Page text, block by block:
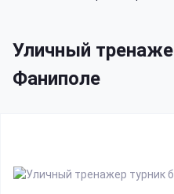
Уличный
Фаниполе